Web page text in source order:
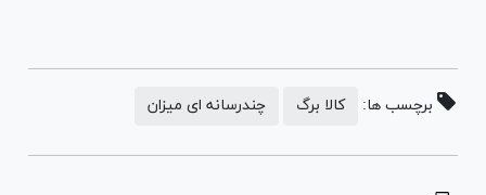
برچسب ها: کالا برگ چندرسانه ای میزان